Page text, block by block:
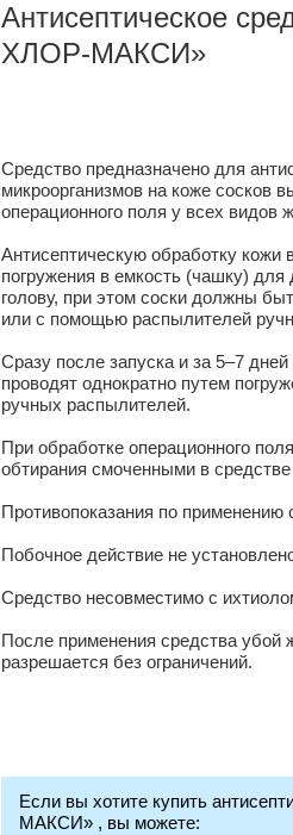
Антисептическое
ХЛОР-МАКСИ»
Средство предназначено для
микроорганизмов на коже сосков
операционного поля у всех видов
Антисептическую обработку кожи
погружения в емкость (чашку)
голову, при этом соски должны
или с помощью распылителей
Сразу после запуска и за 5–7
проводят однократно путем
ручных распылителей.
При обработке операционного
обтирания смоченными в
Противопоказания по применению
Побочное действие не
Средство несовместимо с
После применения средства
разрешается без ограничений.
Если вы хотите купить
МАКСИ» , вы можете: